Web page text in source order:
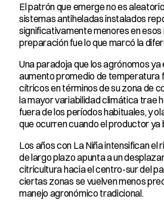
El patrón que emerge no es
sistemas antiheladas instalados
significativamente menores en
preparación fue lo que marcó la
Una paradoja que los agrónomos
aumento promedio de temperatura
cítricos en términos de su zona de
la mayor variabilidad climática trae
fuera de los períodos habituales, y
que ocurren cuando el productor ya
Los años con La Niña intensifican el
de largo plazo apunta a un
citricultura hacia el centro-sur del
ciertas zonas se vuelven menos
manejo agronómico tradicional.